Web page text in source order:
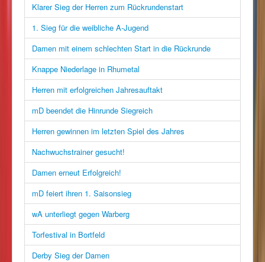
Klarer Sieg der Herren zum Rückrundenstart
1. Sieg für die weibliche A-Jugend
Damen mit einem schlechten Start in die Rückrunde
Knappe Niederlage in Rhumetal
Herren mit erfolgreichen Jahresauftakt
mD beendet die Hinrunde Siegreich
Herren gewinnen im letzten Spiel des Jahres
Nachwuchstrainer gesucht!
Damen erneut Erfolgreich!
mD feiert ihren 1. Saisonsieg
wA unterliegt gegen Warberg
Torfestival in Bortfeld
Derby Sieg der Damen